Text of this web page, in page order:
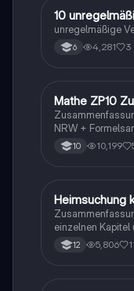
1 Englisch
10
unregelmäßige
6 4,281 3
Mathe
Mathe ZP10
NRW +
10 10,199
Deutsch
Heimsuchung
einzelnen
tabellarisch. Im
12 5,806